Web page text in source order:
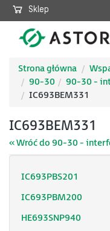
Sklep
Strona główna
90-30
90-30 -
IC693BEM331
IC693BEM331
« Wróć do 90-30 -
IC693PBS201
IC693PBM200
HE693SNP940